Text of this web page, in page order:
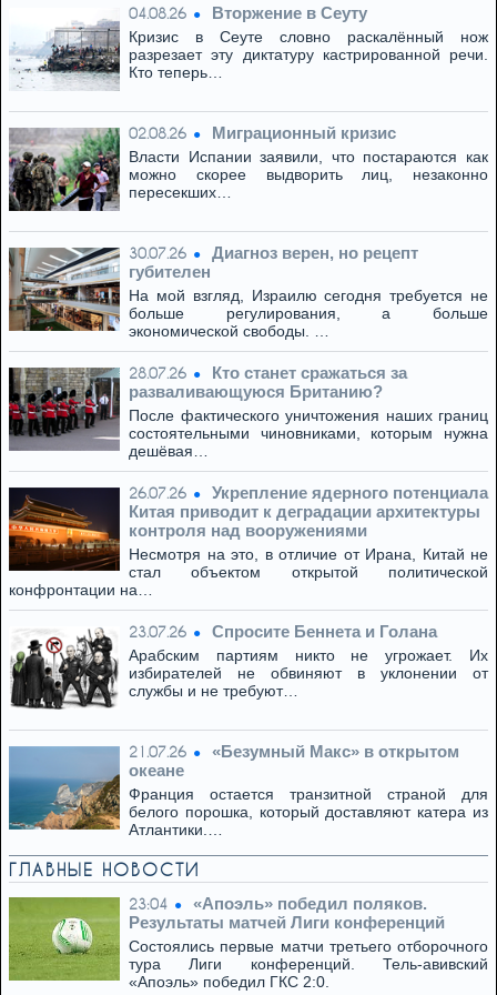
04.08.26 Вторжение в Сеуту
Кризис в Сеуте словно раскалённый нож
разрезает эту диктатуру кастрированной речи.
Кто теперь…
02.08.26 Миграционный кризис
Власти Испании заявили, что постараются как
можно скорее выдворить лиц, незаконно
пересекших…
30.07.26
Диагноз верен, но рецепт
губителен
На мой взгляд, Израилю сегодня требуется не
больше регулирования, а больше
экономической свободы. …
28.07.26
Кто станет сражаться за
разваливающуюся Британию?
После фактического уничтожения наших границ
состоятельными чиновниками, которым нужна
дешёвая…
26.07.26
Укрепление ядерного потенциала
Китая приводит к деградации архитектуры
контроля над вооружениями
Несмотря на это, в отличие от Ирана, Китай не
стал объектом открытой политической
конфронтации на…
23.07.26 Спросите Беннета и Голана
Арабским партиям никто не угрожает. Их
избирателей не обвиняют в уклонении от
службы и не требуют…
21.07.26
«Безумный Макс» в открытом
океане
Франция остается транзитной страной для
белого порошка, который доставляют катера из
Атлантики.…
ГЛАВНЫЕ НОВОСТИ
23:04
«Апоэль» победил поляков.
Результаты матчей Лиги конференций
Состоялись первые матчи третьего отборочного
тура Лиги конференций. Тель-авивский
«Апоэль» победил ГКС 2:0.